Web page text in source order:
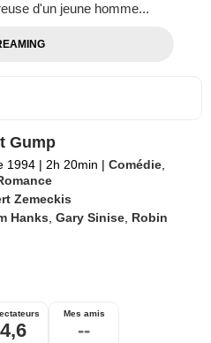
d'un jeune homme...
Gump
1994 | 2h 20min | Comédie,
Zemeckis
Hanks,Gary Sinise, Robin
4,6
Mes amis
--